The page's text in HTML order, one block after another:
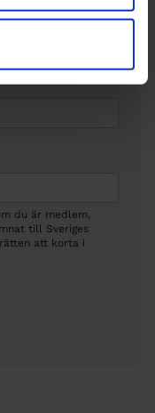
du är medlem,
till Sveriges
att korta i